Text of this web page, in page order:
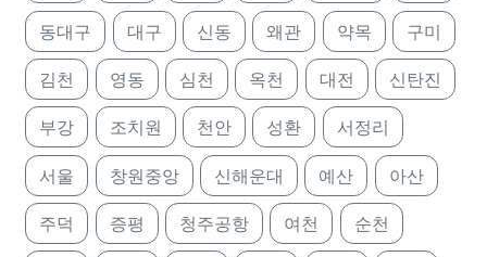
동대구 대구 신동 왜관 약목 구미
김천 영동 심천 옥천 대전 신탄진
부강 조치원 천안 성환 서정리
서울 창원중앙 신해운대 예산 아산
주덕 증평 청주공항 여천 순천